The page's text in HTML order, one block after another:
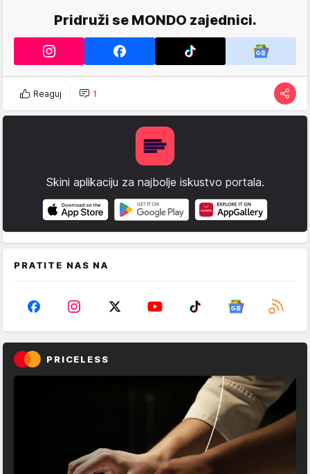
Pridruži se MONDO zajednici.
Reaguj 1
Skini aplikaciju za najbolje iskustvo portala.
PRATITE NAS NA
PRICELESS